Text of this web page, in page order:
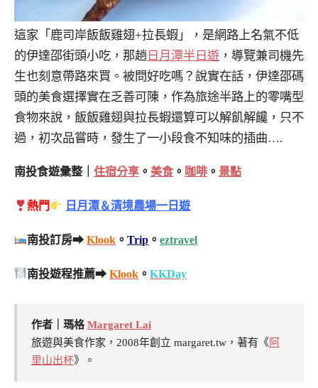
這家「鹿司岸飯飯雞翅+拉長蝦」，是網路上名氣不低
的伊達邵街頭小吃，那趟 日月潭半日遊 ，導覽兼司機先
生也刻意帶路來買。被問好吃嗎？說實在話，伊達邵碼
頭的美食選擇實在乏善可陳，作為旅途半路上的零嘴型
食物來說，飯飯雞翅與拉長蝦還算可以解飢解饞，只不
過，初次品嘗時，發生了一小段食不知味的插曲….
南投食遊彙整｜ 住宿分享 。 美食。 咖啡 。 景點
熱門 日月潭＆清境農場一日遊
南投訂房➡Klook 。Trip 。eztravel
南投遊程推薦➡Klook 。KKDay
作者｜瑪格Margaret Lai
旅遊與美食作家，2008年創立 margaret.tw，著有《阿
里山出杯》。